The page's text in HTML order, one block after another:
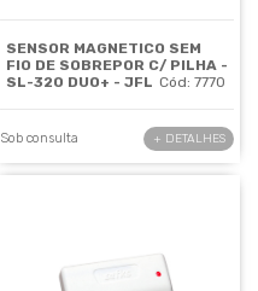
SENSOR MAGNETICO SEM
FIO DE SOBREPOR C/ PILHA -
SL-320 DUO+ - JFL Cód: 7770
Sob consulta + DETALHES